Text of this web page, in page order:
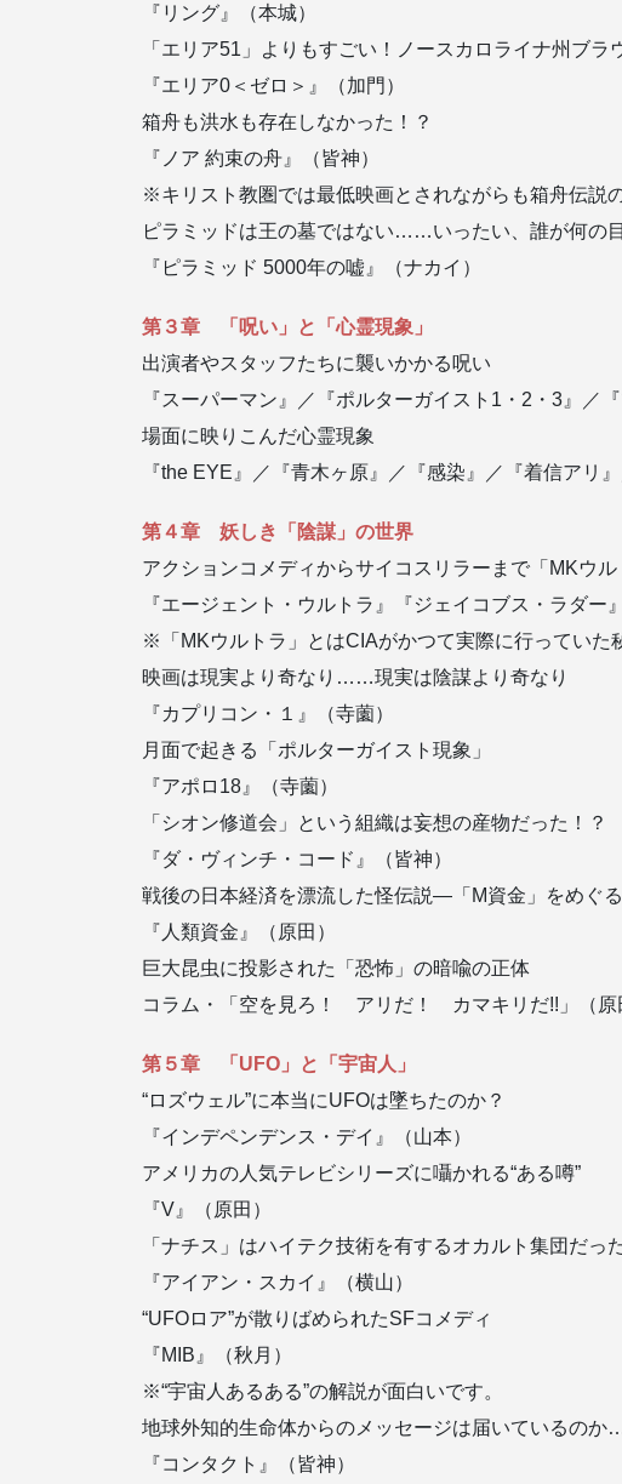
『リング』（本城）
「エリア51」よりもすごい！ノースカロライナ州ブラ
『エリア0＜ゼロ＞』（加門）
箱舟も洪水も存在しなかった！？
『ノア 約束の舟』（皆神）
※キリスト教圏では最低映画とされながらも箱舟伝説
ピラミッドは王の墓ではない……いったい、誰が何の
『ピラミッド 5000年の嘘』（ナカイ）
第３章 「呪い」と「心霊現象」
出演者やスタッフたちに襲いかかる呪い
『スーパーマン』／『ポルターガイスト1・2・3』／
場面に映りこんだ心霊現象
『the EYE』／『青木ヶ原』／『感染』／『着信アリ
第４章 妖しき「陰謀」の世界
アクションコメディからサイコスリラーまで「MKウ
『エージェント・ウルトラ』『ジェイコブス・ラダー
※「MKウルトラ」とはCIAがかつて実際に行っていた
映画は現実より奇なり……現実は陰謀より奇なり
『カプリコン・１』（寺薗）
月面で起きる「ポルターガイスト現象」
『アポロ18』（寺薗）
「シオン修道会」という組織は妄想の産物だった！？
『ダ・ヴィンチ・コード』（皆神）
戦後の日本経済を漂流した怪伝説―「M資金」をめぐ
『人類資金』（原田）
巨大昆虫に投影された「恐怖」の暗喩の正体
コラム・「空を見ろ！ アリだ！ カマキリだ!!」（原
第５章 「UFO」と「宇宙人」
“ロズウェル”に本当にUFOは墜ちたのか？
『インデペンデンス・デイ』（山本）
アメリカの人気テレビシリーズに囁かれる“ある噂”
『V』（原田）
「ナチス」はハイテク技術を有するオカルト集団だっ
『アイアン・スカイ』（横山）
“UFOロア”が散りばめられたSFコメディ
『MIB』（秋月）
※“宇宙人あるある”の解説が面白いです。
地球外知的生命体からのメッセージは届いているの
『コンタクト』（皆神）